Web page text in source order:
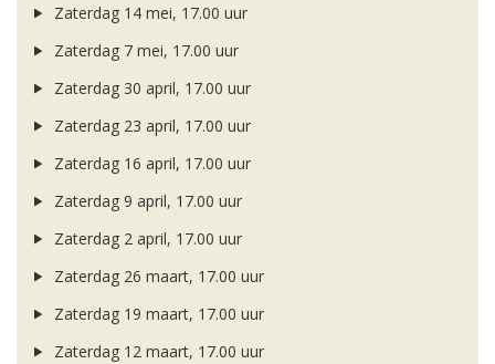
Zaterdag 14 mei, 17.00 uur
Zaterdag 7 mei, 17.00 uur
Zaterdag 30 april, 17.00 uur
Zaterdag 23 april, 17.00 uur
Zaterdag 16 april, 17.00 uur
Zaterdag 9 april, 17.00 uur
Zaterdag 2 april, 17.00 uur
Zaterdag 26 maart, 17.00 uur
Zaterdag 19 maart, 17.00 uur
Zaterdag 12 maart, 17.00 uur